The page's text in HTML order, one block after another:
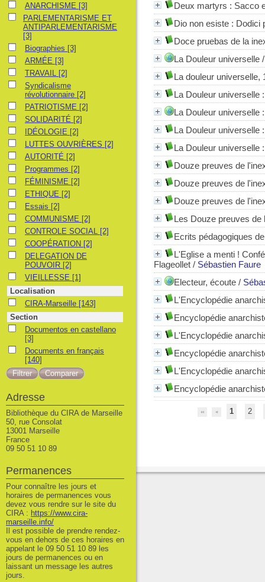
Deux martyrs : Sacco
Dio non esiste : Dodici
Doce pruebas de la
La Douleur universelle
La douleur universelle,
La Douleur universelle
La Douleur universelle
La Douleur universelle
La Douleur universelle
Douze preuves de
Douze preuves de
Douze preuves de
Les Douze preuves de
Ecrits pédagogiques
L'Eglise a menti !
Flageollet / Sébastien Faure
Electeur, écoute /
L'Encyclopédie
Encyclopédie
L'Encyclopédie
Encyclopédie
L'Encyclopédie
Encyclopédie
1 2
ANARCHISME
ANARCHISME [3]
PARLEMENTARISME ET ANTIPARLEMENTARISME
PARLEMENTARISME ET
ANTIPARLEMENTARISME
[3]
Biographies
Biographies [3]
ARMÉEARMÉE [3]
TRAVAILTRAVAIL [2]
Syndicalisme révolutionnaire
Syndicalisme
révolutionnaire [2]
PATRIOTISME
PATRIOTISME [2]
SOLIDARITÉ
SOLIDARITÉ [2]
IDÉOLOGIE
IDÉOLOGIE [2]
LUTTES OUVRIÈRES
LUTTES OUVRIÈRES [2]
AUTORITÉ
AUTORITÉ [2]
Programmes
Programmes [2]
FÉMINISME
FÉMINISME [2]
ETHIQUEETHIQUE [2]
EssaisEssais [2]
COMMUNISME
COMMUNISME [2]
CONTROLE SOCIAL
CONTROLE SOCIAL [2]
COOPÉRATION
COOPÉRATION [2]
DELEGATION DE POUVOIR
DELEGATION DE
POUVOIR [2]
VIEILLESSE
VIEILLESSE [1]
Localisation
CIRA-Marseille
CIRA-Marseille [143]
Section
Documentos en castellano
Documentos en castellano
[3]
Documents en français
Documents en français
[140]
Adresse
Bibliothèque du CIRA de Marseille
50, rue Consolat
13001 Marseille
France
09 50 51 10 89
Permanences
Pour connaître les jours et
horaires de permanences vous
devez vous rendre sur le site du
CIRA : https://www.cira-
marseille.info/
Il est possible de prendre rendez-
vous en dehors de ces horaires en
appelant le 09 50 51 10 89 les
jours de permanences ou en
laissant un message les autres
jours.